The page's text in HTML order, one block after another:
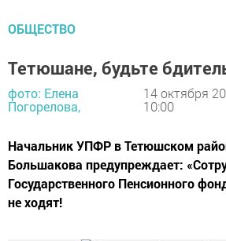
ОБЩЕСТВО
Тетюшане, будьте
фото: Елена
Погорелова,
14 октября
10:00
Начальник УПФР в Тетюшском
Большакова предупреждает:
Государственного Пенсионного
не ходят!